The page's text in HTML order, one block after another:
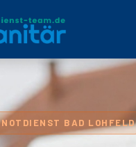
BAD LOHFELD